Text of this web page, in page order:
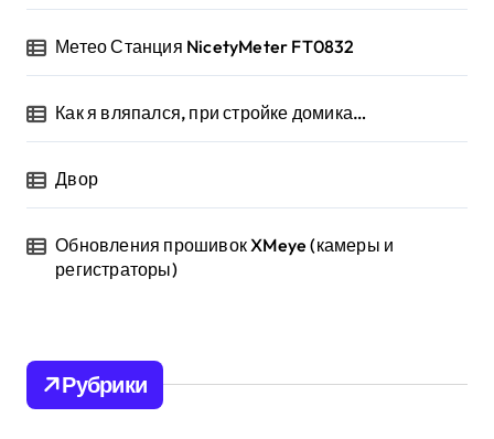
Метео Станция NicetyMeter FT0832
Как я вляпался, при стройке домика…
Двор
Обновления прошивок XMeye (камеры и
регистраторы)
Рубрики